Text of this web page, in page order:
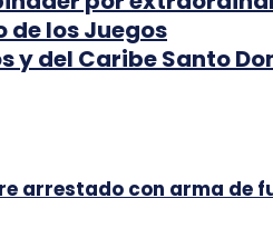
los Juegos
y del Caribe Santo
arrestado con arma de